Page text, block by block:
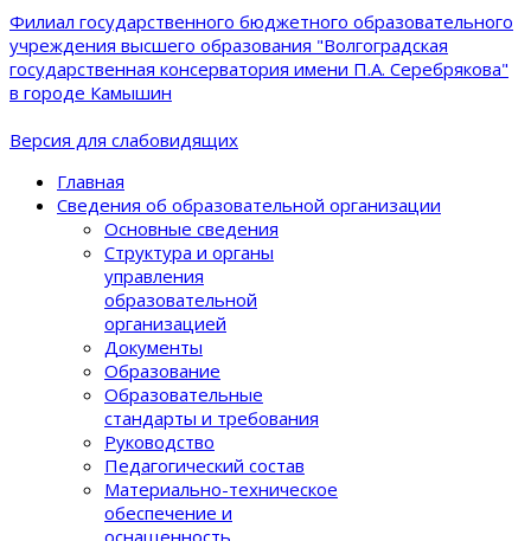
Филиал государственного бюджетного образовательного
учреждения высшего образования "Волгоградская
государственная консерватория имени П.А. Серебрякова"
в городе Камышин
Версия для слабовидящих
Главная
Сведения об образовательной организации
Основные сведения
Структура и органы
управления
образовательной
организацией
Документы
Образование
Образовательные
стандарты и требования
Руководство
Педагогический состав
Материально-техническое
обеспечение и
оснащенность